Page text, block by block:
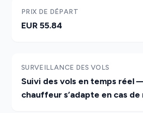
PRIX DE DÉPART
EUR 55.84
SURVEILLANCE DES VOLS
Suivi des vols en temps réel
chauffeur s’adapte en cas